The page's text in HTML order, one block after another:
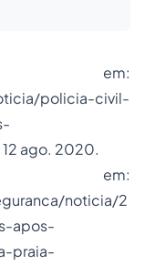
em:
policia-civil-
ago. 2020.
em:
noticia/2
apos-
praia-